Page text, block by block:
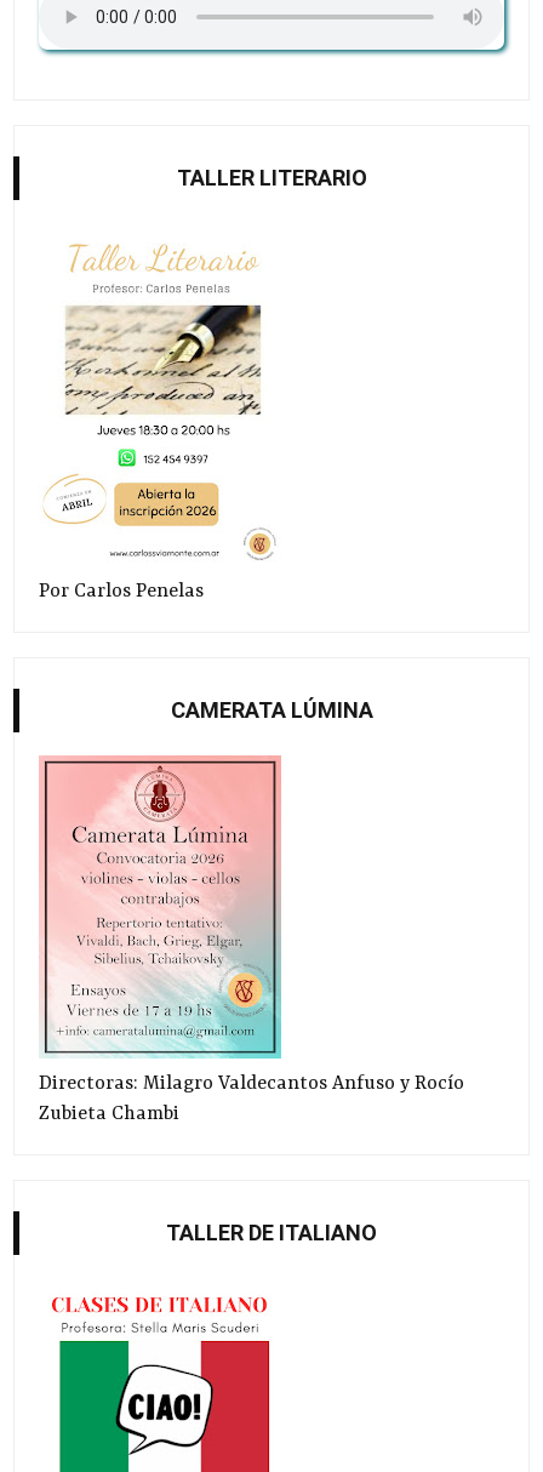
TALLER LITERARIO
Por Carlos Penelas
CAMERATA LÚMINA
Directoras: Milagro Valdecantos Anfuso y Rocío
Zubieta Chambi
TALLER DE ITALIANO